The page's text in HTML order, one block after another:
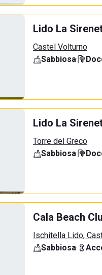
Lido La
Castel Volturno
Sabbiosa·
Lido La
Torre del Greco
Sabbiosa·
Cala Beach
Ischitella Lido,
Sabbiosa·